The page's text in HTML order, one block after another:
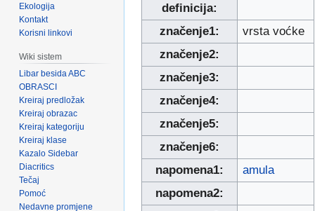
definicija:
značenje1:
vrsta voćke
značenje2:
značenje3:
značenje4:
značenje5:
značenje6:
napomena1:
amula
napomena2:
Ekologija
Kontakt
Korisni linkovi
Wiki sistem
Libar besida ABC
OBRASCI
Kreiraj predložak
Kreiraj obrazac
Kreiraj kategoriju
Kreiraj klase
Kazalo Sidebar
Diacritics
Tečaj
Pomoć
Nedavne promjene